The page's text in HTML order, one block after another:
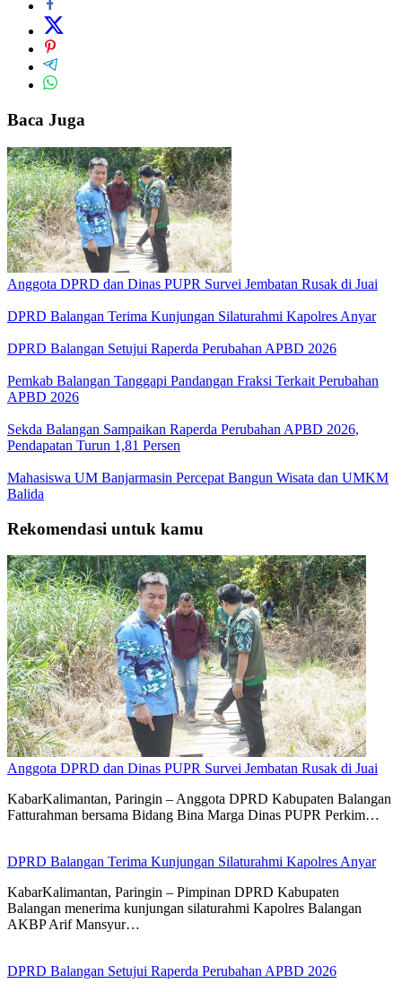
Baca Juga
Anggota DPRD dan Dinas PUPR Survei Jembatan Rusak di Juai
DPRD Balangan Terima Kunjungan Silaturahmi Kapolres Anyar
DPRD Balangan Setujui Raperda Perubahan APBD 2026
Pemkab Balangan Tanggapi Pandangan Fraksi Terkait Perubahan
APBD 2026
Sekda Balangan Sampaikan Raperda Perubahan APBD 2026,
Pendapatan Turun 1,81 Persen
Mahasiswa UM Banjarmasin Percepat Bangun Wisata dan UMKM
Balida
Rekomendasi untuk kamu
Anggota DPRD dan Dinas PUPR Survei Jembatan Rusak di Juai
KabarKalimantan, Paringin – Anggota DPRD Kabupaten Balangan
Fatturahman bersama Bidang Bina Marga Dinas PUPR Perkim…
DPRD Balangan Terima Kunjungan Silaturahmi Kapolres Anyar
KabarKalimantan, Paringin – Pimpinan DPRD Kabupaten
Balangan menerima kunjungan silaturahmi Kapolres Balangan
AKBP Arif Mansyur…
DPRD Balangan Setujui Raperda Perubahan APBD 2026